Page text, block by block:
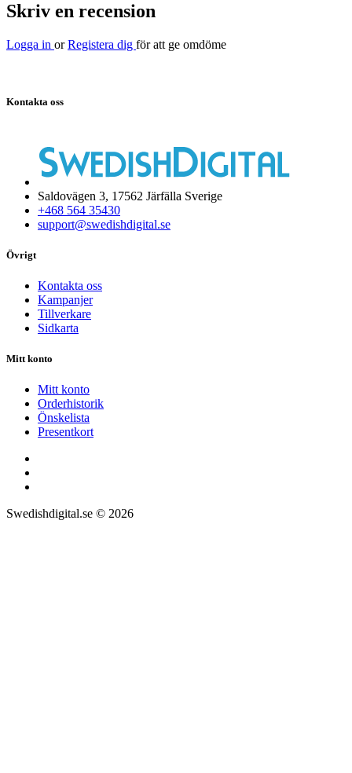
Skriv en recension
Logga in orRegistera dig för att ge omdöme
Kontakta oss
Saldovägen 3, 17562 Järfälla Sverige
+468 564 35430
support@swedishdigital.se
Övrigt
Kontakta oss
Kampanjer
Tillverkare
Sidkarta
Mitt konto
Mitt konto
Orderhistorik
Önskelista
Presentkort
Swedishdigital.se © 2026